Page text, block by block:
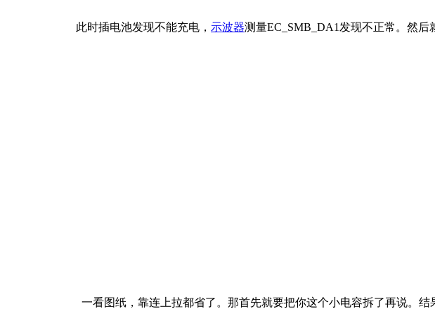
此时插电池发现不能充电， 示波器测量EC_SMB_DA1发现不正常。然后
一看图纸，靠连上拉都省了。那首先就要把你这个小电容拆了再说。